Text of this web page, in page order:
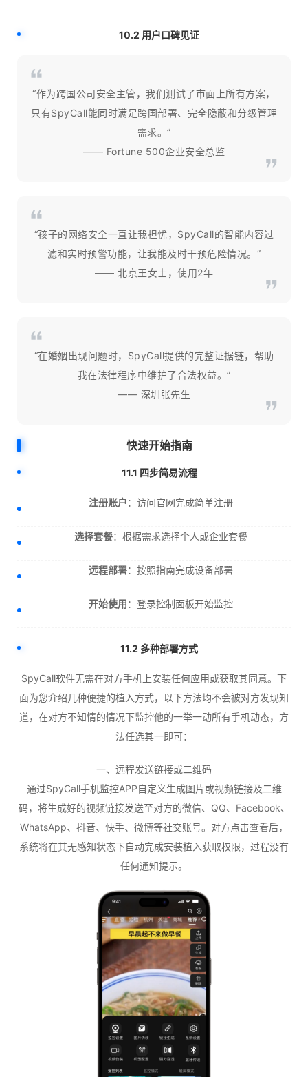
10.2 用户口碑见证
“作为跨国公司安全主管，我们测试了市面上所有方案，
只有SpyCall能同时满足跨国部署、完全隐蔽和分级管理
需求。”
—— Fortune 500企业安全总监
“孩子的网络安全一直让我担忧，SpyCall的智能内容过
滤和实时预警功能，让我能及时干预危险情况。”
—— 北京王女士，使用2年
“在婚姻出现问题时，SpyCall提供的完整证据链，帮助
我在法律程序中维护了合法权益。”
—— 深圳张先生
快速开始指南
11.1 四步简易流程
注册账户：访问官网完成简单注册
选择套餐：根据需求选择个人或企业套餐
远程部署：按照指南完成设备部署
开始使用：登录控制面板开始监控
11.2 多种部署方式
SpyCall软件无需在对方手机上安装任何应用或获取其同意。下
面为您介绍几种便捷的植入方式，以下方法均不会被对方发现知
道，在对方不知情的情况下监控他的一举一动所有手机动态，方
法任选其一即可：
一、远程发送链接或二维码
通过SpyCall手机监控APP自定义生成图片或视频链接及二维
码，将生成好的视频链接发送至对方的微信、QQ、Facebook、
WhatsApp、抖音、快手、微博等社交账号。对方点击查看后，
系统将在其无感知状态下自动完成安装植入获取权限，过程没有
任何通知提示。